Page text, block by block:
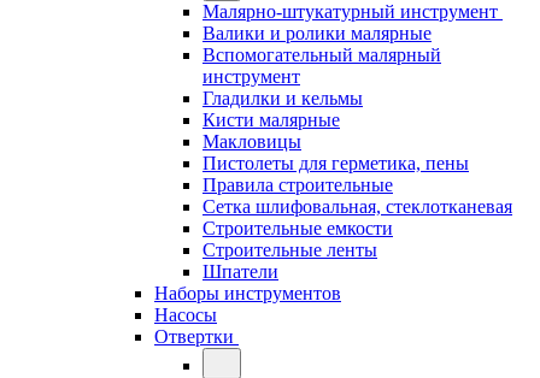
Малярно-штукатурный инструмент
Валики и ролики малярные
Вспомогательный малярный
инструмент
Гладилки и кельмы
Кисти малярные
Макловицы
Пистолеты для герметика, пены
Правила строительные
Сетка шлифовальная, стеклотканевая
Строительные емкости
Строительные ленты
Шпатели
Наборы инструментов
Насосы
Отвертки